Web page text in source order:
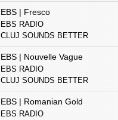
EBS | Fresco
EBS RADIO
CLUJ SOUNDS BETTER
EBS | Nouvelle Vague
EBS RADIO
CLUJ SOUNDS BETTER
EBS | Romanian Gold
EBS RADIO